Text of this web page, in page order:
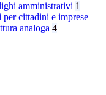
amministrativi 1
cittadini e imprese
analoga 4